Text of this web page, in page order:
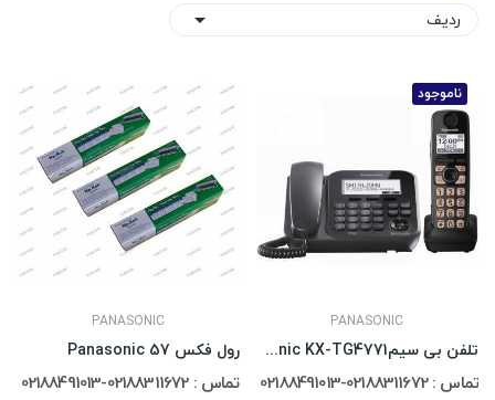
ردیف 
ناموجود
PANASONIC
تلفن بی سیمPanasonic KX-TG4771
تماس : 02188311672-02188491013
PANASONIC
رول فکس Panasonic 57
تماس : 02188311672-02188491013